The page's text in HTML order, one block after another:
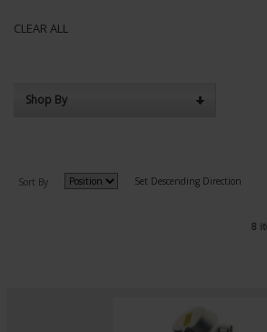
CLEAR ALL
Shop By
Sort By Set Descending Direction
8